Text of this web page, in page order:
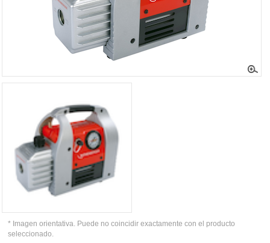
* Imagen orientativa. Puede no coincidir exactamente con el producto
seleccionado.